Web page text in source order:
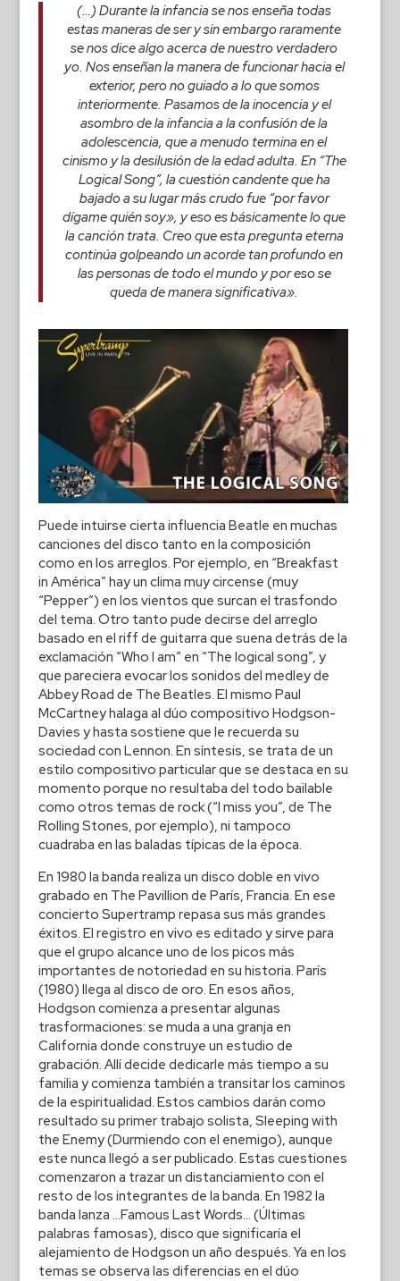
(…) Durante la infancia se nos enseña todas
estas maneras de ser y sin embargo raramente
se nos dice algo acerca de nuestro verdadero
yo. Nos enseñan la manera de funcionar hacia el
exterior, pero no guiado a lo que somos
interiormente. Pasamos de la inocencia y el
asombro de la infancia a la confusión de la
adolescencia, que a menudo termina en el
cinismo y la desilusión de la edad adulta. En “The
Logical Song”, la cuestión candente que ha
bajado a su lugar más crudo fue “por favor
dígame quién soy», y eso es básicamente lo que
la canción trata. Creo que esta pregunta eterna
continúa golpeando un acorde tan profundo en
las personas de todo el mundo y por eso se
queda de manera significativa».
Puede intuirse cierta influencia Beatle en muchas
canciones del disco tanto en la composición
como en los arreglos. Por ejemplo, en “Breakfast
in América” hay un clima muy circense (muy
“Pepper”) en los vientos que surcan el trasfondo
del tema. Otro tanto pude decirse del arreglo
basado en el riff de guitarra que suena detrás de la
exclamación “Who I am” en “The logical song”, y
que pareciera evocar los sonidos del medley de
Abbey Road de The Beatles. El mismo Paul
McCartney halaga al dúo compositivo Hodgson-
Davies y hasta sostiene que le recuerda su
sociedad con Lennon. En síntesis, se trata de un
estilo compositivo particular que se destaca en su
momento porque no resultaba del todo bailable
como otros temas de rock (“I miss you”, de The
Rolling Stones, por ejemplo), ni tampoco
cuadraba en las baladas típicas de la época.
En 1980 la banda realiza un disco doble en vivo
grabado en The Pavillion de París, Francia. En ese
concierto Supertramp repasa sus más grandes
éxitos. El registro en vivo es editado y sirve para
que el grupo alcance uno de los picos más
importantes de notoriedad en su historia. París
(1980) llega al disco de oro. En esos años,
Hodgson comienza a presentar algunas
trasformaciones: se muda a una granja en
California donde construye un estudio de
grabación. Allí decide dedicarle más tiempo a su
familia y comienza también a transitar los caminos
de la espiritualidad. Estos cambios darán como
resultado su primer trabajo solista, Sleeping with
the Enemy (Durmiendo con el enemigo), aunque
este nunca llegó a ser publicado. Estas cuestiones
comenzaron a trazar un distanciamiento con el
resto de los integrantes de la banda. En 1982 la
banda lanza …Famous Last Words… (Últimas
palabras famosas), disco que significaría el
alejamiento de Hodgson un año después. Ya en los
temas se observa las diferencias en el dúo